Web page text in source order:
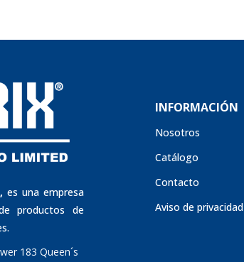
es una empresa
productos de
183 Queen´s
INFORMACIÓN
Nosotros
Catálogo
Contacto
Aviso de privacidad